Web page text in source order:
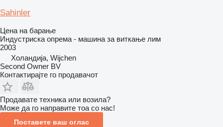
Sahinler
Цена на барање
Индустриска опрема - машина за виткање лим
2003
Холандија, Wijchen
Second Owner BV
Контактирајте го продавачот
Продавате техника или возила?
Може да го направите тоа со нас!
Поставете ваш оглас